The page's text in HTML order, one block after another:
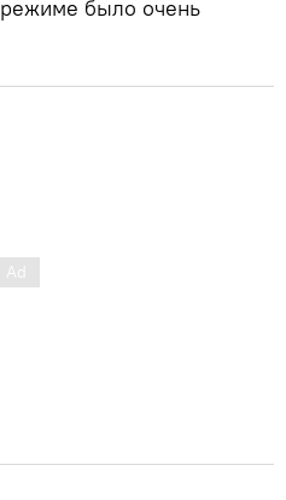
было очень